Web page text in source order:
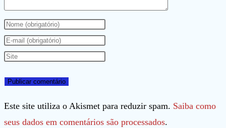
Digite
seu
nome
nome
de
usuário
Digite
seu
de
e-
mail
Digite
URL
do
seu
Este site utiliza o Akismet para reduzir spam. Saiba como
seus dados em comentários são processados.